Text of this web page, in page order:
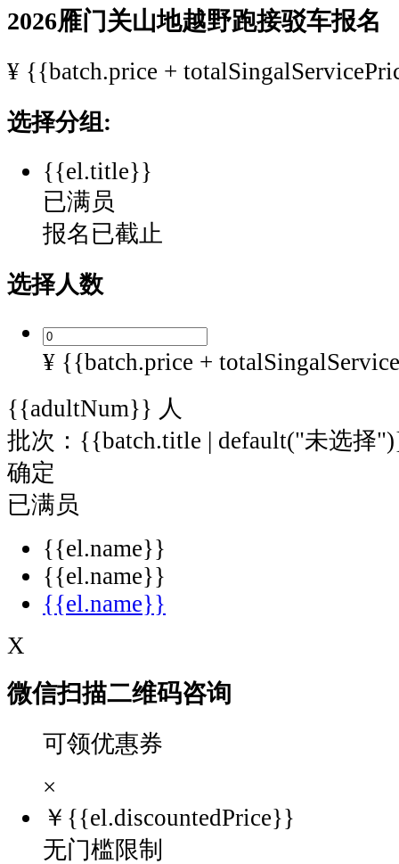
选
手
根
实
需
二
码
接
驳
车...
2026雁门关山地越野跑接驳车报名
¥ {{batch.price +
选择分组:
{{el.title}}
已满员
报名已截止
选择人数
¥ {{batch.price +
{{adultNum}} 人
批次：{{batch.title | default("未选择
确定
已满员
{{el.name}}
{{el.name}}
{{el.name}}
X
微信扫描二维码咨询
可领优惠券
×
￥ {{el.discountedPrice}}
无门槛限制